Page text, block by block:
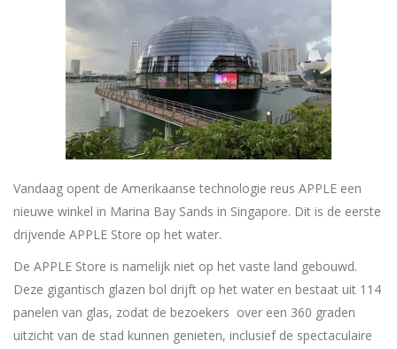
Vandaag opent de Amerikaanse technologie reus APPLE een
nieuwe winkel in Marina Bay Sands in Singapore. Dit is de eerste
drijvende APPLE Store op het water.
De APPLE Store is namelijk niet op het vaste land gebouwd.
Deze gigantisch glazen bol drijft op het water en bestaat uit 114
panelen van glas, zodat de bezoekers over een 360 graden
uitzicht van de stad kunnen genieten, inclusief de spectaculaire